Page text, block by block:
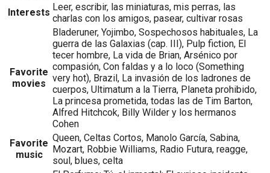
Interests Leer, escribir, las miniaturas, mis perras, las
charlas con los amigos, pasear, cultivar rosas
Favorite
movies
Bladeruner, Yojimbo, Sospechosos habituales, La
guerra de las Galaxias (cap. III), Pulp fiction, El
tecer hombre, La vida de Brian, Arsénico por
compasión, Con faldas y a lo loco (Something
very hot), Brazil, La invasión de los ladrones de
cuerpos, Ultimatum a la Tierra, Planeta prohibido,
La princesa prometida, todas las de Tim Barton,
Alfred Hitchcok, Billy Wilder y los hermanos
Cohen
Favorite
music
Queen, Celtas Cortos, Manolo García, Sabina,
Mozart, Robbie Williams, Radio Futura, reagge,
soul, blues, celta